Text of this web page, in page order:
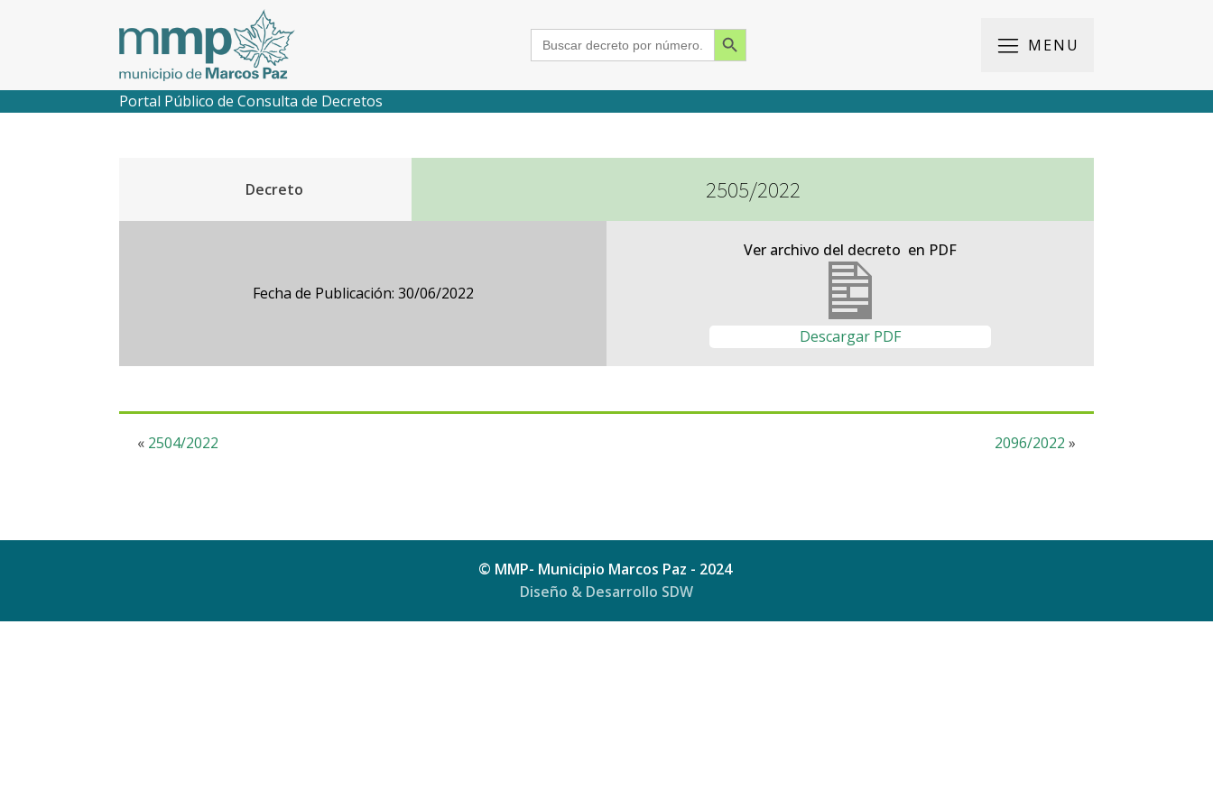
Search
for:
Search Button
MENU
2018
2017
2016
2015
Portal Público de Consulta de Decretos
Decreto 2505/2022
Fecha de Publicación: 30/06/2022
Ver archivo del decreto en PDF
Descargar PDF
« 2504/2022 2096/2022 »
© MMP- Municipio Marcos Paz - 2024
Diseño & Desarrollo SDW